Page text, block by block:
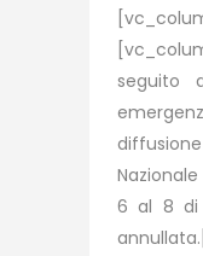
seguito
6 al 8 di